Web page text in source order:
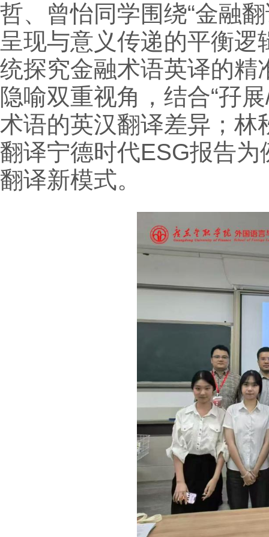
哲、曾怡同学围绕“金融
呈现与意义传递的平衡
统探究金融术语英译的精
隐喻双重视角，结合“孖
术语的英汉翻译差异；
翻译宁德时代ESG报告
翻译新模式。